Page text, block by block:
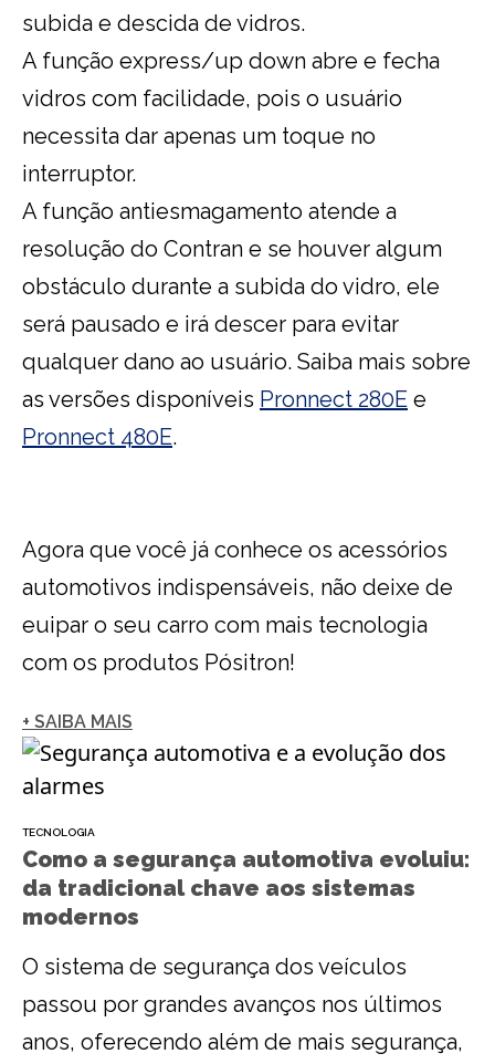
subida e descida de vidros.
A função express/up down abre e fecha
vidros com facilidade, pois o usuário
necessita dar apenas um toque no
interruptor.
A função antiesmagamento atende a
resolução do Contran e se houver algum
obstáculo durante a subida do vidro, ele
será pausado e irá descer para evitar
qualquer dano ao usuário. Saiba mais sobre
as versões disponíveis Pronnect 280E e
Pronnect 480E.
Agora que você já conhece os acessórios
automotivos indispensáveis, não deixe de
euipar o seu carro com mais tecnologia
com os produtos Pósitron!
+ SAIBA MAIS
TECNOLOGIA
Como a segurança automotiva evoluiu:
da tradicional chave aos sistemas
modernos
O sistema de segurança dos veículos
passou por grandes avanços nos últimos
anos, oferecendo além de mais segurança,